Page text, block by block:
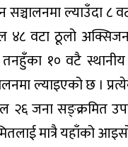
ल्याउँदा ८
४८ वटा ठूलो
१० वटै
ल्याइएको छ ।
जना सङ्क्रमित
मात्रै यहाँको